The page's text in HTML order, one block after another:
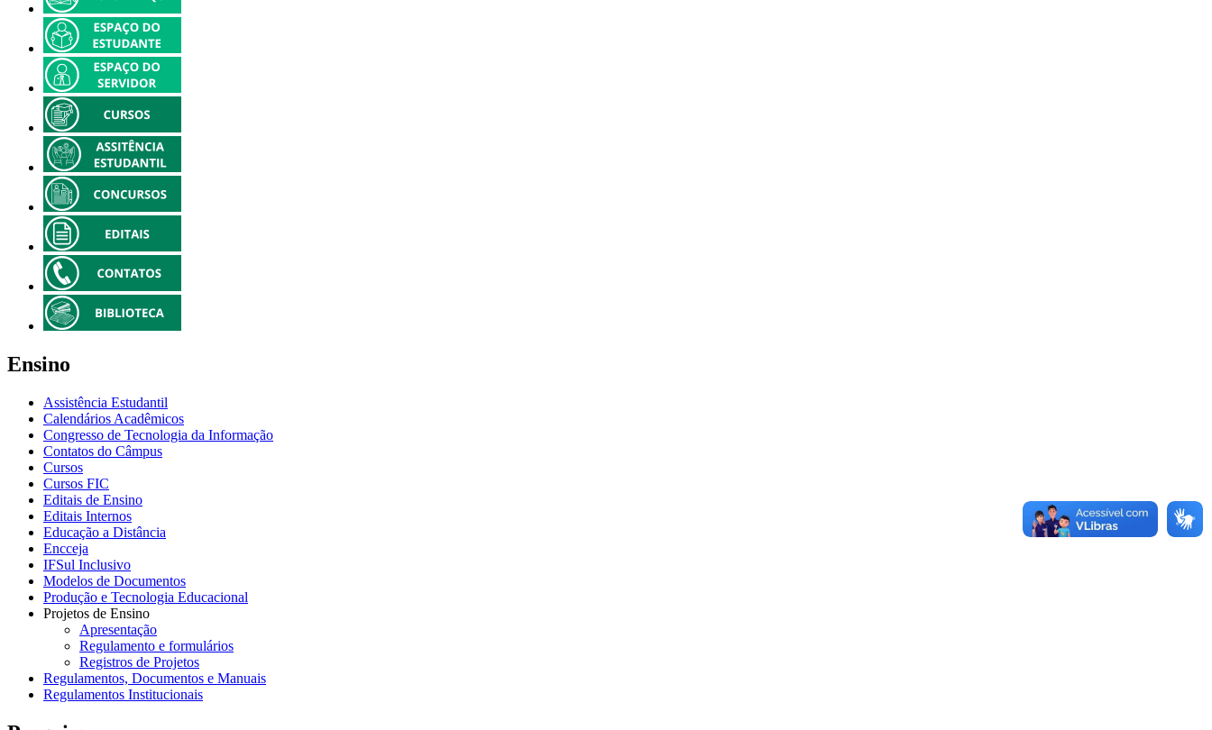
Ensino
Assistência Estudantil
Calendários Acadêmicos
Congresso de Tecnologia da Informação
Contatos do Câmpus
Cursos
Cursos FIC
Editais de Ensino
Editais Internos
Educação a Distância
Encceja
IFSul Inclusivo
Modelos de Documentos
Produção e Tecnologia Educacional
Projetos de Ensino
Apresentação
Regulamento e formulários
Registros de Projetos
Regulamentos, Documentos e Manuais
Regulamentos Institucionais